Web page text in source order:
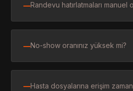
—Randevu hatırlatmaları manuel
—No-show oranınız yüksek mi?
—Hasta dosyalarına erişim